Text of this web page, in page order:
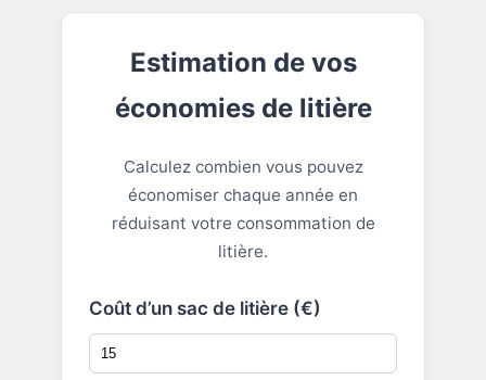
Estimation de vos
économies de litière
Calculez combien vous pouvez
économiser chaque année en
réduisant votre consommation de
litière.
Coût d’un sac de litière (€)